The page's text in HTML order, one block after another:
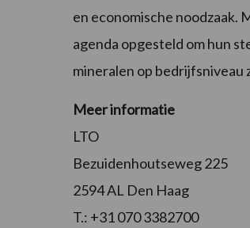
en economische noodzaak.
agenda opgesteld om hun
mineralen op bedrijfsniveau
Meer informatie
LTO
Bezuidenhoutseweg 225
2594 AL Den Haag
T.: +31 070 3382700